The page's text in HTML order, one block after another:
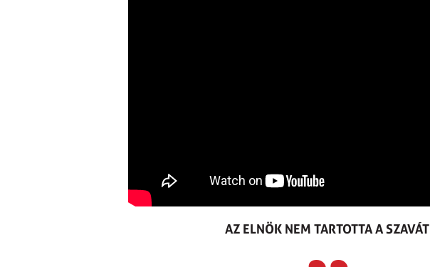
AZ ELNÖK NEM TARTOTTA A SZAVÁT